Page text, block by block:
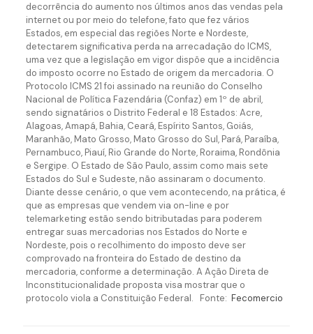
decorrência do aumento nos últimos anos das vendas pela
internet ou por meio do telefone, fato que fez vários
Estados, em especial das regiões Norte e Nordeste,
detectarem significativa perda na arrecadação do ICMS,
uma vez que a legislação em vigor dispõe que a incidência
do imposto ocorre no Estado de origem da mercadoria. O
Protocolo ICMS 21 foi assinado na reunião do Conselho
Nacional de Política Fazendária (Confaz) em 1º de abril,
sendo signatários o Distrito Federal e 18 Estados: Acre,
Alagoas, Amapá, Bahia, Ceará, Espírito Santos, Goiás,
Maranhão, Mato Grosso, Mato Grosso do Sul, Pará, Paraíba,
Pernambuco, Piauí, Rio Grande do Norte, Roraima, Rondônia
e Sergipe. O Estado de São Paulo, assim como mais sete
Estados do Sul e Sudeste, não assinaram o documento.
Diante desse cenário, o que vem acontecendo, na prática, é
que as empresas que vendem via on-line e por
telemarketing estão sendo bitributadas para poderem
entregar suas mercadorias nos Estados do Norte e
Nordeste, pois o recolhimento do imposto deve ser
comprovado na fronteira do Estado de destino da
mercadoria, conforme a determinação. A Ação Direta de
Inconstitucionalidade proposta visa mostrar que o
protocolo viola a Constituição Federal. Fonte: Fecomercio